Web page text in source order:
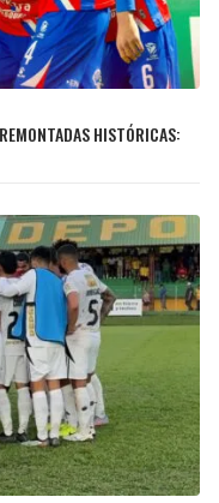
HISTÓRICAS: